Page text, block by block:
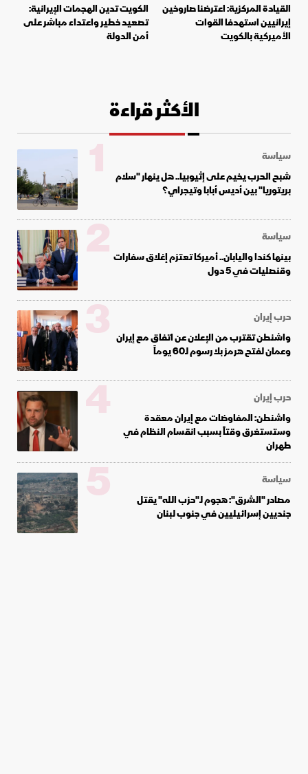
القيادة المركزية: اعترضنا صاروخين
إيرانيين استهدفا القوات
الأميركية بالكويت
الكويت تدين الهجمات الإيرانية:
تصعيد خطير واعتداء مباشر على
أمن الدولة
الأكثر قراءة
سياسة
شبح الحرب يخيم على إثيوبيا.. هل ينهار "سلام
بريتوريا" بين أديس أبابا وتيجراي؟
1
سياسة
بينها كندا واليابان.. أميركا تعتزم إغلاق سفارات
وقنصليات في 5 دول
2
حرب إيران
واشنطن تقترب من الإعلان عن اتفاق مع إيران
وعمان لفتح هرمز بلا رسوم لـ60 يوماً
3
حرب إيران
واشنطن: المفاوضات مع إيران معقدة
وستستغرق وقتاً بسبب انقسام النظام في
طهران
4
سياسة
مصادر "الشرق": هجوم لـ"حزب الله" يقتل
جنديين إسرائيليين في جنوب لبنان
5